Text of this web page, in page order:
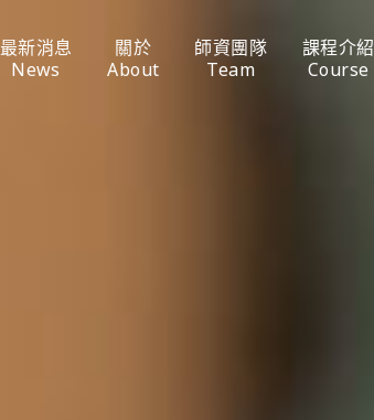
最新消息
News
關於
About
師資團隊
Team
課程介紹
Course